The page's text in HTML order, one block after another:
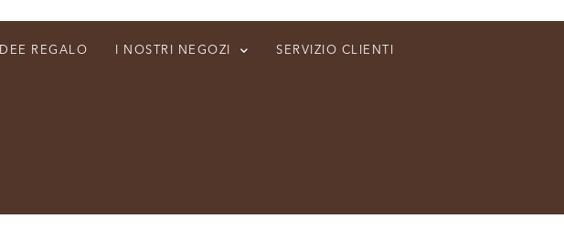
IDEE REGALO I NOSTRI NEGOZI SERVIZIO CLIENTI